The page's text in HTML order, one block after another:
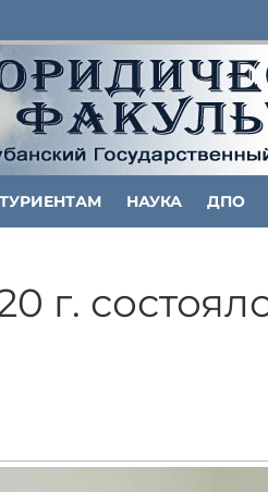
НАУКА ДПО
г.